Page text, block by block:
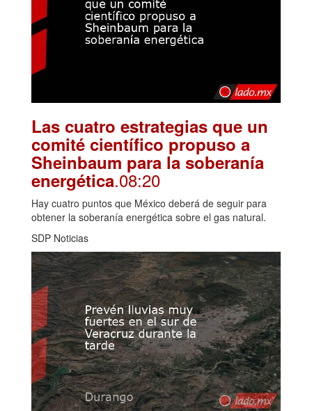
Las cuatro estrategias que un
comité científico propuso a
Sheinbaum para la soberanía
energética.08:20
Hay cuatro puntos que México deberá de seguir para
obtener la soberanía energética sobre el gas natural.
SDP Noticias